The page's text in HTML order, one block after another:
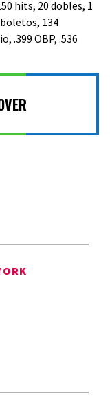
hits, 20 dobles, 1
134
.399 OBP, .536